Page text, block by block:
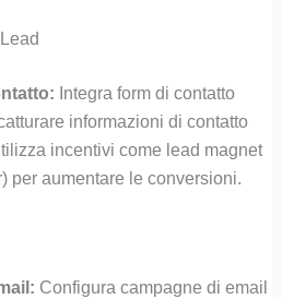
Integra form di contatto
informazioni di contatto
incentivi come lead magnet
per aumentare le conversioni.
Configura campagne di email